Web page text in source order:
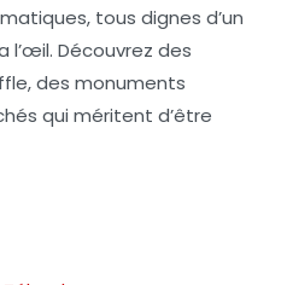
tous dignes d’un
Découvrez des
des monuments
qui méritent d’être